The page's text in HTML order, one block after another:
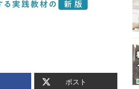
ポスト